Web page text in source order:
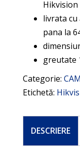
Hikvision
livrata
pana la
greutate
Categorie:
Etichetă:
DESCRIERE